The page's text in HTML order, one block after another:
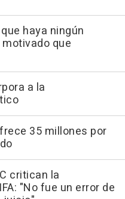
haya ningún
que
a la
35 millones por
critican la
"No fue un error de